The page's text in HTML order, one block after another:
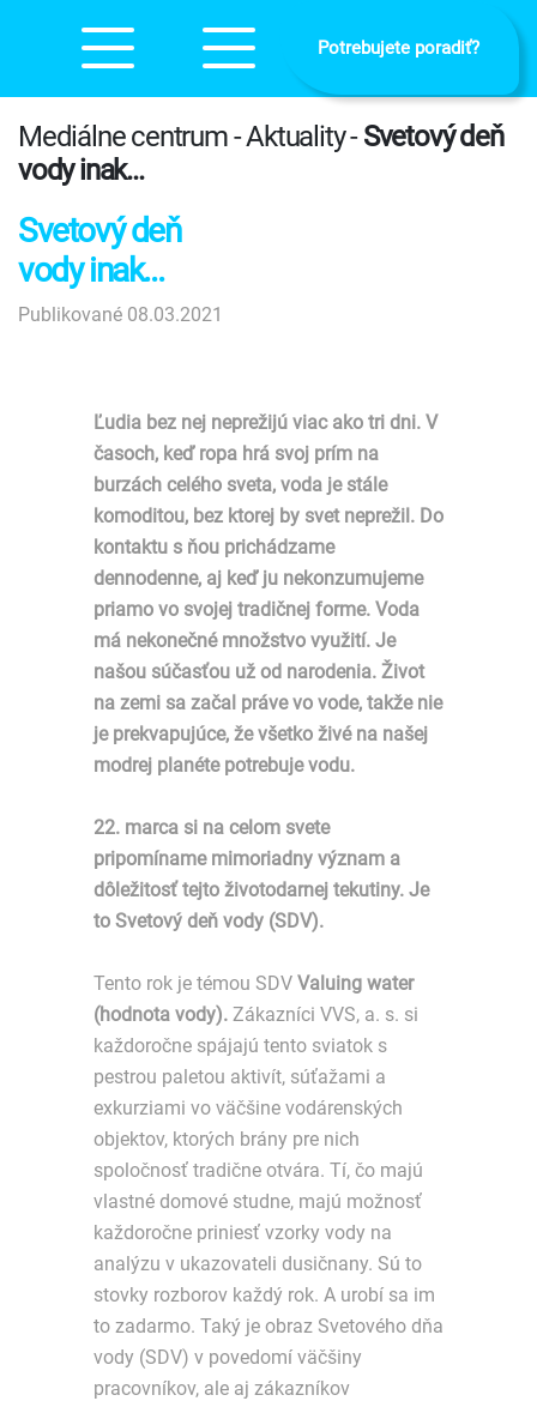
Potrebujete poradiť?
Mediálne centrum - Aktuality -Svetový deň
vody inak...
Svetový deň
vody inak...
Publikované 08.03.2021
Ľudia bez nej neprežijú viac ako tri dni. V
časoch, keď ropa hrá svoj prím na
burzách celého sveta, voda je stále
komoditou, bez ktorej by svet neprežil. Do
kontaktu s ňou prichádzame
dennodenne, aj keď ju nekonzumujeme
priamo vo svojej tradičnej forme. Voda
má nekonečné množstvo využití. Je
našou súčasťou už od narodenia. Život
na zemi sa začal práve vo vode, takže nie
je prekvapujúce, že všetko živé na našej
modrej planéte potrebuje vodu.
22. marca si na celom svete
pripomíname mimoriadny význam a
dôležitosť tejto životodarnej tekutiny. Je
to Svetový deň vody (SDV).
Tento rok je témou SDV Valuing water
(hodnota vody). Zákazníci VVS, a. s. si
každoročne spájajú tento sviatok s
pestrou paletou aktivít, súťažami a
exkurziami vo väčšine vodárenských
objektov, ktorých brány pre nich
spoločnosť tradične otvára. Tí, čo majú
vlastné domové studne, majú možnosť
každoročne priniesť vzorky vody na
analýzu v ukazovateli dusičnany. Sú to
stovky rozborov každý rok. A urobí sa im
to zadarmo. Taký je obraz Svetového dňa
vody (SDV) v povedomí väčšiny
pracovníkov, ale aj zákazníkov